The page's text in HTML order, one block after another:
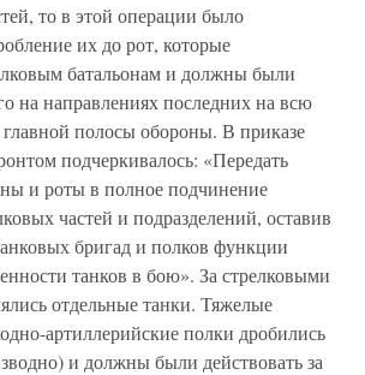
то в этой операции было
их до рот, которые
батальонам и должны были
на направлениях последних на всю
полосы обороны. В приказе
подчеркивалось: «Передать
и роты в полное подчинение
частей и подразделений, оставив
бригад и полков функции
танков в бою». За стрелковыми
отдельные танки. Тяжелые
артиллерийские полки дробились
и должны были действовать за